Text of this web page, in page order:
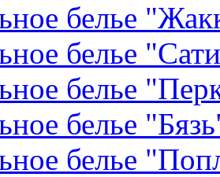
белье
белье
белье
белье
белье